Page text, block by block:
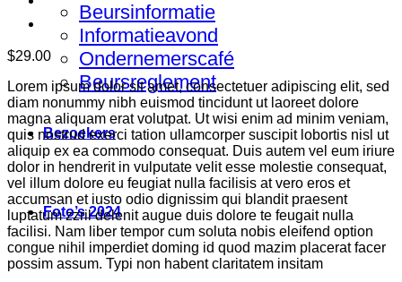
Beursinformatie
Informatieavond
Ondernemerscafé
Beursreglement
Bezoekers
Foto’s 2024
$29.00
Lorem ipsum dolor sit amet, consectetuer adipiscing elit, sed
diam nonummy nibh euismod tincidunt ut laoreet dolore
magna aliquam erat volutpat. Ut wisi enim ad minim veniam,
quis nostrud exerci tation ullamcorper suscipit lobortis nisl ut
aliquip ex ea commodo consequat. Duis autem vel eum iriure
dolor in hendrerit in vulputate velit esse molestie consequat,
vel illum dolore eu feugiat nulla facilisis at vero eros et
accumsan et iusto odio dignissim qui blandit praesent
luptatum zzril delenit augue duis dolore te feugait nulla
facilisi. Nam liber tempor cum soluta nobis eleifend option
congue nihil imperdiet doming id quod mazim placerat facer
possim assum. Typi non habent claritatem insitam